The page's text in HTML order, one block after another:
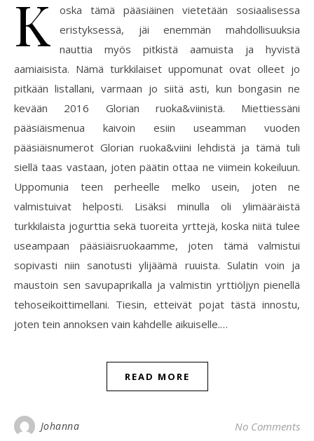
K
oska tämä pääsiäinen vietetään sosiaalisessa
eristyksessä, jäi enemmän mahdollisuuksia
nauttia myös pitkistä aamuista ja hyvistä
aamiaisista. Nämä turkkilaiset uppomunat ovat olleet jo
pitkään listallani, varmaan jo siitä asti, kun bongasin ne
kevään 2016 Glorian ruoka&viinistä. Miettiessäni
pääsiäismenua kaivoin esiin useamman vuoden
pääsiäisnumerot Glorian ruoka&viini lehdistä ja tämä tuli
siellä taas vastaan, joten päätin ottaa ne viimein kokeiluun.
Uppomunia teen perheelle melko usein, joten ne
valmistuivat helposti. Lisäksi minulla oli ylimääräistä
turkkilaista jogurttia sekä tuoreita yrttejä, koska niitä tulee
useampaan pääsiäisruokaamme, joten tämä valmistui
sopivasti niin sanotusti ylijäämä ruuista. Sulatin voin ja
maustoin sen savupaprikalla ja valmistin yrttiöljyn pienellä
tehoseikoittimellani. Tiesin, etteivät pojat tästä innostu,
joten tein annoksen vain kahdelle aikuiselle.…
READ MORE
Johanna No Comments